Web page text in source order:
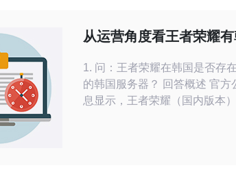
要。原生云服务器位置指的是服
在的物理位置与目标受众所在
从运营角度看王者荣耀有
义
1. 问：王者荣耀在韩国是否存
的韩国服务器？ 回答概述 官方
息显示，王者荣耀（国内版本